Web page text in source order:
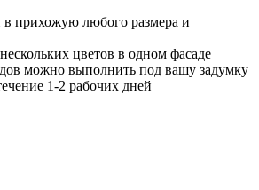
в прихожую любого размера и
цветов в одном фасаде
можно выполнить под вашу задумку
1-2 рабочих дней